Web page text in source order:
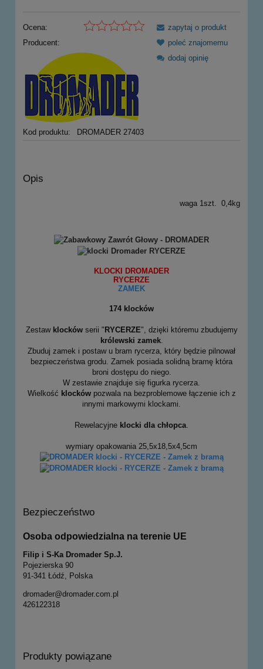
Ocena:
Producent:
Kod produktu: DROMADER 27403
zapytaj o produkt
poleć znajomemu
dodaj opinię
Opis
waga 1szt. 0,4kg
KLOCKI DROMADER
RYCERZE
ZAMEK
174 klocków
Zestaw klocków serii "RYCERZE", dzięki któremu zbudujemy
królewski zamek.
Zbuduj zamek i postaw u bram rycerza, który będzie pilnował
bezpieczeństwa grodu. Zamek posiada solidną bramę która
broni dostępu do niego.
W zestawie znajduje się figurka rycerza.
Wielkość klocków pozwala na bezproblemowe łączenie ich z
innymi markowymi klockami.
Rewelacyjne klocki dla chłopca
wymiary opakowania 25,5x18,5x4,5cm
Bezpieczeństwo
Osoba odpowiedzialna na terenie UE
Filip i S-Ka Dromader Sp.J.
Pojezierska 90
91-341 Łódź, Polska
dromader@dromader.com.pl
426122318
Produkty powiązane